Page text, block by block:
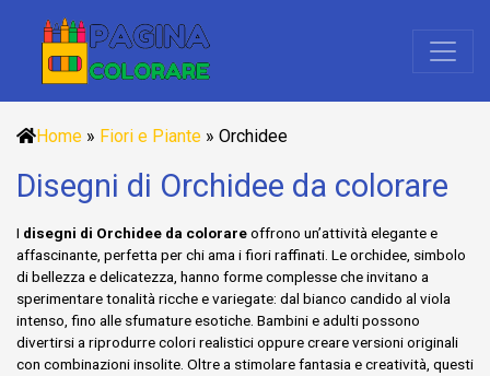
Home » Fiori e Piante » Orchidee
Disegni di Orchidee da colorare
I disegni di Orchidee da colorareoffrono un’attività elegante e
affascinante, perfetta per chi ama i fiori raffinati. Le orchidee, simbolo
di bellezza e delicatezza, hanno forme complesse che invitano a
sperimentare tonalità ricche e variegate: dal bianco candido al viola
intenso, fino alle sfumature esotiche. Bambini e adulti possono
divertirsi a riprodurre colori realistici oppure creare versioni originali
con combinazioni insolite. Oltre a stimolare fantasia e creatività, questi